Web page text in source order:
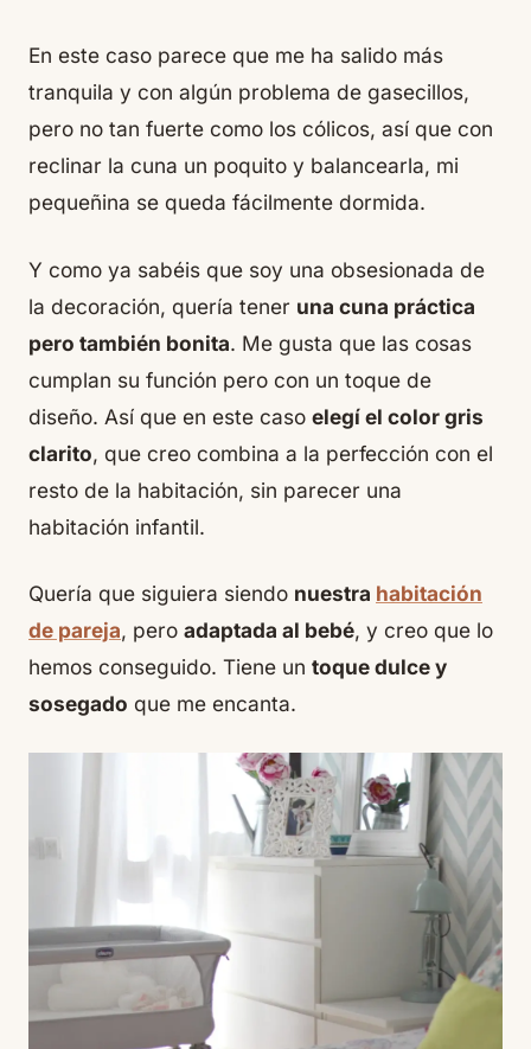
En este caso parece que me ha salido más
tranquila y con algún problema de gasecillos,
pero no tan fuerte como los cólicos, así que con
reclinar la cuna un poquito y balancearla, mi
pequeñina se queda fácilmente dormida.
Y como ya sabéis que soy una obsesionada de
la decoración, quería tener una cuna práctica
pero también bonita. Me gusta que las cosas
cumplan su función pero con un toque de
diseño. Así que en este caso elegí el color gris
clarito, que creo combina a la perfección con el
resto de la habitación, sin parecer una
habitación infantil.
Quería que siguiera siendo nuestra habitación
de pareja, pero adaptada al bebé, y creo que lo
hemos conseguido. Tiene un toque dulce y
sosegado que me encanta.